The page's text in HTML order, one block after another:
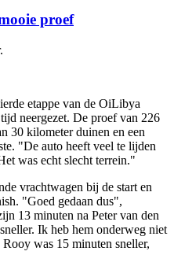
proef
etappe van de OiLibya
neergezet. De proef van 226
30 kilometer duinen en een
"De auto heeft veel te lijden
was echt slecht terrein."
vrachtwagen bij de start en
"Goed gedaan dus",
13 minuten na Peter van den
Ik heb hem onderweg niet
was 15 minuten sneller,